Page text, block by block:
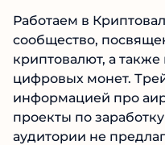
Работаем в
сообщество,
криптовалют, а
цифровых монет.
информацией про
проекты по
аудитории не